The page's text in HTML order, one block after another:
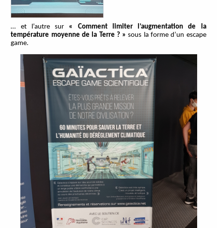
… et l’autre sur « Comment limiter l’augmentation de la
température moyenne de la Terre ? » sous la forme d’un escape
game.